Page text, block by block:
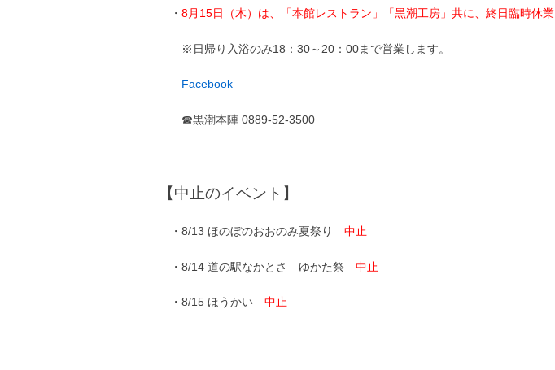
・ 8月15日（木）は、「本館レストラン」「黒潮工房」共に、終日臨時休業
※日帰り入浴のみ18：30～20：00まで営業します。
Facebook
☎黒潮本陣 0889-52-3500
【中止のイベント】
・8/13 ほのぼのおおのみ夏祭り 中止
・8/14 道の駅なかとさ ゆかた祭 中止
・8/15 ほうかい 中止